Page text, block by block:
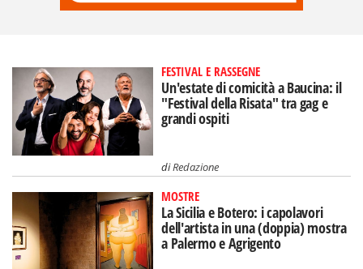
FESTIVAL E RASSEGNE
Un'estate di comicità a Baucina: il
"Festival della Risata" tra gag e
grandi ospiti
diRedazione
MOSTRE
La Sicilia e Botero: i capolavori
dell'artista in una (doppia) mostra
a Palermo e Agrigento